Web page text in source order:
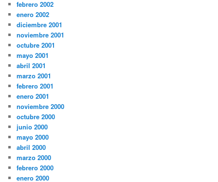
febrero 2002
enero 2002
diciembre 2001
noviembre 2001
octubre 2001
mayo 2001
abril 2001
marzo 2001
febrero 2001
enero 2001
noviembre 2000
octubre 2000
junio 2000
mayo 2000
abril 2000
marzo 2000
febrero 2000
enero 2000